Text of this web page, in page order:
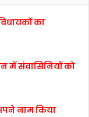
का
में संवासिनियों को
नाम किया